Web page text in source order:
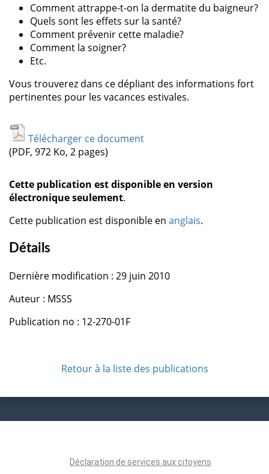
Comment attrappe-t-on la dermatite du baigneur?
Quels sont les effets sur la santé?
Comment prévenir cette maladie?
Comment la soigner?
Etc.
Vous trouverez dans ce dépliant des informations fort
pertinentes pour les vacances estivales.
Télécharger ce document
(PDF, 972 Ko, 2 pages)
Cette publication est disponible en version
électronique seulement.
Cette publication est disponible en anglais.
Détails
Dernière modification : 29 juin 2010
Auteur : MSSS
Publication no : 12-270-01F
Retour à la liste des publications
Déclaration de services aux citoyens